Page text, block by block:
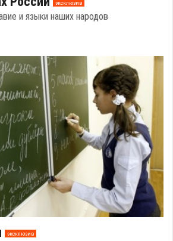
эксклюзив
и языки наших народов
эксклюзив